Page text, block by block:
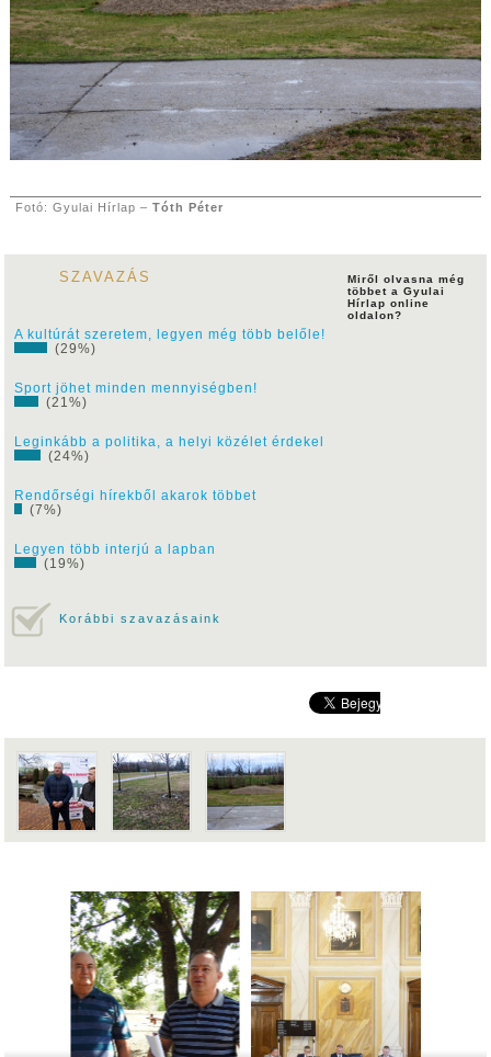
Fotó: Gyulai Hírlap – Tóth Péter
SZAVAZÁS
Miről olvasna még
többet a Gyulai
Hírlap online
oldalon?
A kultúrát szeretem, legyen még több belőle!
(29%)
Sport jöhet minden mennyiségben!
(21%)
Leginkább a politika, a helyi közélet érdekel
(24%)
Rendőrségi hírekből akarok többet
(7%)
Legyen több interjú a lapban
(19%)
Korábbi szavazásaink